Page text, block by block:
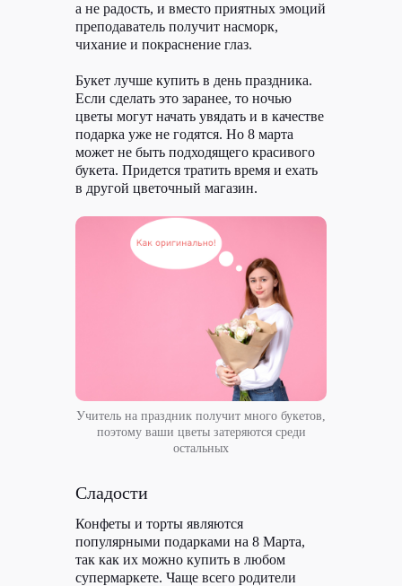
а не радость, и вместо приятных эмоций
преподаватель получит насморк,
чихание и покраснение глаз.
Букет лучше купить в день праздника.
Если сделать это заранее, то ночью
цветы могут начать увядать и в качестве
подарка уже не годятся. Но 8 марта
может не быть подходящего красивого
букета. Придется тратить время и ехать
в другой цветочный магазин.
Учитель на праздник получит много букетов,
поэтому ваши цветы затеряются среди
остальных
Сладости
Конфеты и торты являются
популярными подарками на 8 Марта,
так как их можно купить в любом
супермаркете. Чаще всего родители